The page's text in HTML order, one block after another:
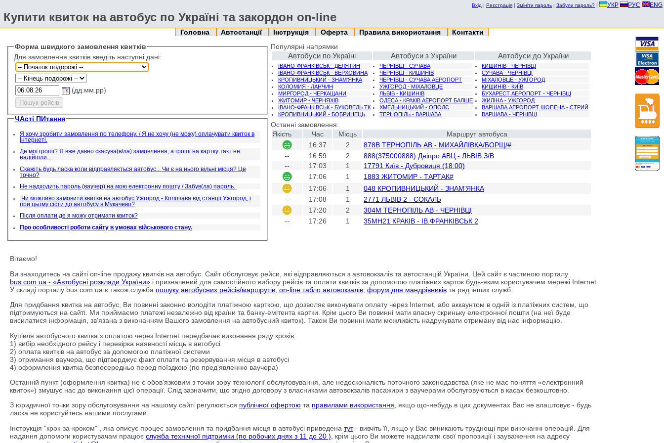
Вхід | Реєстрація | Змініти пароль | Забули пароль? | УКР РУС ENG
Купити квиток на автобус по Україні та закордон on-line
Головна Автостанції Інструкція Оферта Правила використання
Контакти
Форма швидкого замовлення квитків
Для замовлення квитків введіть наступні дані:
(дд.мм.рр)
ЧАсті ПИтання
Я хочу зробити замовлення по телефону. / Я не хочу (не можу) оплачувати квиток в
Інтернеті.
Де мої гроші? Я вже давно скасува(в/ла) замовлення, а гроші на картку так і не
надійшли ...
Скажіть будь ласка коли відправляється автобус... Чи є на нього вільні місця? Це
точно?
Не надходить пароль (ваучер) на мою електронну пошту / Забув(ла) пароль.
Чи можливо замовити квитки на автобус Ужгород - Колочава від станції Ужгород, і
при цьому сісти до автобусу в Мукачево?
Після оплати де я можу отримати квиток?
Про особливості роботи сайту в умовах військового стану.
Популярні напрямки
Автобуси по Україні
Автобуси з України Автобуси до України
ІВАНО-ФРАНКІВСЬК - ДЕЛЯТИН
ІВАНО-ФРАНКІВСЬК - ВЕРХОВИНА
КРОПИВНИЦЬКИЙ - ЗНАМ'ЯНКА
КОЛОМИЯ - ЛАНЧИН
МИРГОРОД - ЧЕРКАЩАНИ
ЖИТОМИР - ЧЕРНЯХІВ
ІВАНО-ФРАНКІВСЬК - БУКОВЕЛЬ ТК
КРОПИВНИЦЬКИЙ - БОБРИНЕЦЬ
ЧЕРНІВЦІ - СУЧАВА
ЧЕРНІВЦІ - КИШИНІВ
ЧЕРНІВЦІ - СУЧАВА АЕРОПОРТ
УЖГОРОД - МІХАЛОВЦЕ
ЛЬВІВ - КИШИНІВ
ОДЕСА - КРАКІВ АЕРОПОРТ БАЛІЦЕ
ХМЕЛЬНИЦЬКИЙ - ОПОЛЄ
ТЕРНОПІЛЬ - ВАРШАВА
КИШИНІВ - ЧЕРНІВЦІ
СУЧАВА - ЧЕРНІВЦІ
МІХАЛОВЦЕ - УЖГОРОД
КИШИНІВ - КИЇВ
БУХАРЕСТ АЕРОПОРТ - ЧЕРНІВЦІ
ЖИЛІНА - УЖГОРОД
ВАРШАВА АЕРОПОРТ ШОПЕНА - СТРИЙ
ВАРШАВА - ЧЕРНІВЦІ
Останні замовлення:
Якість
Час Місць
Маршрут автобуса
16:37
2
878В ТЕРНОПІЛЬ АВ - МИХАЙЛІВКА/БОРЩ/#
--
16:59 2
888(375000888) Дніпро АВЦ - ЛЬВIВ З/В
--
17:03 1
17791 Київ - Дубровиця (18:00)
17:06
1
1883 ЖИТОМИР - ТАРТАК#
17:06
1
048 КРОПИВНИЦЬКИЙ - ЗНАМ'ЯНКА
--
17:08 1
2771 ЛЬВІВ 2 - СОКАЛЬ
17:20
2
304М ТЕРНОПІЛЬ АВ - ЧЕРНІВЦІ
--
17:26 1 35МН21 КРАКІВ - ІВ.ФРАНКІВСЬК 2
Вітаємо!
Ви знаходитесь на сайті on-line продажу квитків на автобус. Сайт обслуговує рейси, які відправляються з автовокзалів та автостанцій України. Цей сайт є частиною порталу
bus.com.ua - «Автобусні розклади України» і призначений для самостійного вибору рейсів та оплати квитків за допомогою платіжних карток будь-яким користувачем мережі Internet.
У складі порталу bus.com.ua є також служба пошуку автобусних рейсів/маршрутів on-line табло автовокзалів форум для мандрівників та ряд інших служб.
Для придбання квитка на автобус, Ви повинні законно володіти платіжною карткою, що дозволяє виконувати оплату через Internet, або аккаунтом в одній із платіжних систем, що
підтримуються на сайті. Ми приймаємо платежі незалежно від країни та банку-емітента картки. Крім цього Ви повинні мати власну скриньку електронної пошти (на неї буде
висилатися інформація, зв'язана з виконанням Вашого замовлення на автобусний квиток). Також Ви повинні мати можливість надрукувати отриману від нас інформацію.
Купівля автобусного квитка з оплатою через Internet передбачає виконання ряду кроків:
1) вибір необхідного рейсу і перевірка наявності місць в автобусі
2) оплата квитків на автобус за допомогою платіжної системи
3) отримання ваучера, що підтверджує факт оплати та резервування місця в автобусі
4) оформлення квитка безпосередньо перед поїздкою (по пред'явленню ваучера)
Останній пункт (оформлення квитка) не є обов'язковим з точки зору технології обслуговування, але недосконалість поточного законодавства (яке не має поняття «електронний
квиток») змушує нас до виконання цієї операції. Слід зазначити, що згідно договору з власниками автовокзалів пасажири з ваучерами обслуговуються в касах безкоштовно.
З юридичної точки зору обслуговування на нашому сайті регулюється публічної офертою та правилами використання, якщо що-небудь в цих документах Вас не влаштовує - будь
ласка не користуйтесь нашими послугами.
Інструкція "крок-за-кроком" , яка описує процес замовлення та придбання місця в автобусі приведена тут- вивчіть її, якщо у Вас виникають труднощі при виконанні операцій. Для
надання допомоги користувачам працює служба технічної підтримки (по робочих днях з 11 до 20 ) , крім цього Ви можете надсилати свої пропозиції і зауваження на адресу